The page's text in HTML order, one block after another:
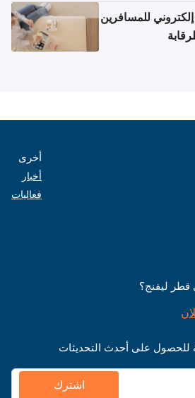
للمسافرين
أخرى
أخبار
فعاليات
ليفنج؟
للحصول على أحدث التحديثات
اشترك